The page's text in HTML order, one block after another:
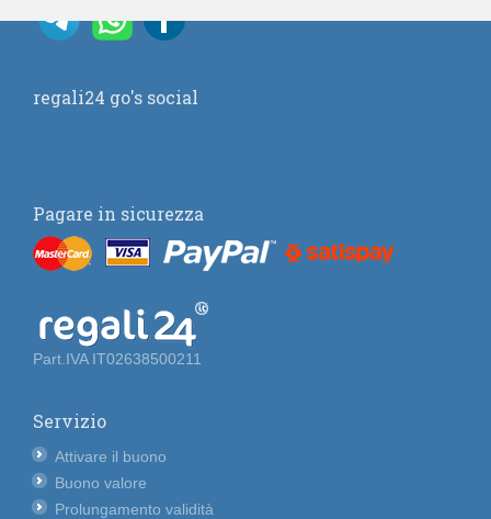
regali24 go's social
Pagare in sicurezza
Part.IVA IT02638500211
Servizio
Attivare il buono
Buono valore
Prolungamento validità